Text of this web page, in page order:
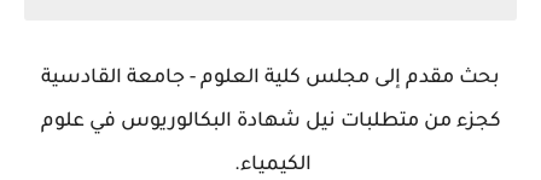
بحث مقدم إلى مجلس كلية العلوم - جامعة القادسية
كجزء من متطلبات نيل شهادة البكالوريوس في علوم
الكيمياء.